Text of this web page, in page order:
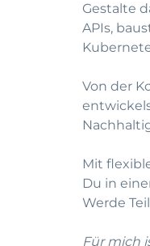
Gestalte
APIs,
Von der
Mit
Du in
Werde
Für mich